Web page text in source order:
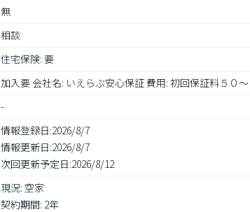
無
相談
住宅保険: 要
加入要 会社名: いえらぶ安心保証 費用: 初回保証料５０
-
情報登録日:2026/8/7
情報更新日:2026/8/7
次回更新予定日:2026/8/12
現況: 空家
契約期間: 2年